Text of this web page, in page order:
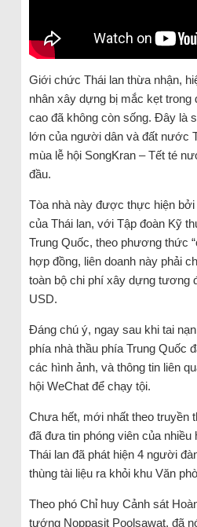
Giới chức Thái lan thừa nhận,
nhân xây dựng bị mắc kẹt trong
cao đã không còn sống. Đây là
lớn của người dân và đất nước
mùa lễ hội SongKran – Tết té
đầu.
Tòa nhà này được thực hiện bởi
của Thái lan, với Tập đoàn Kỹ
Trung Quốc, theo phương thức
hợp đồng, liên doanh này phải
toàn bộ chi phí xây dựng tương
USD.
Đáng chú ý, ngay sau khi tai
phía nhà thầu phía Trung Quốc
các hình ảnh, và thông tin liên
hội WeChat để chạy tội.
Chưa hết, mới nhất theo truyền
đã đưa tin phóng viên của nhiều
Thái lan đã phát hiện 4 người
thùng tài liệu ra khỏi khu Văn
Theo phó Chỉ huy Cảnh sát
tướng Noppasit Poolsawat, đã